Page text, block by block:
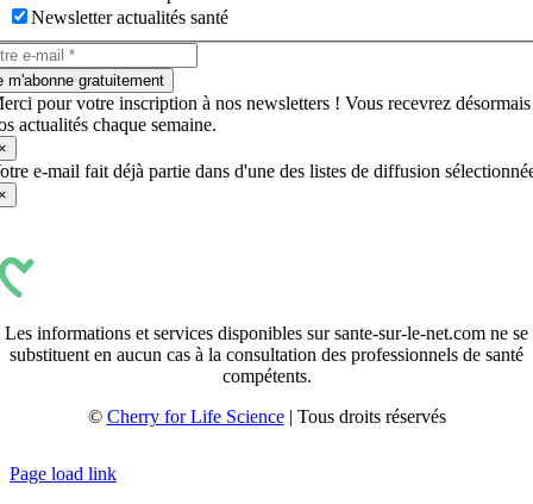
Newsletter actualités santé
m'abonne gratuitement
pour votre inscription à nos newsletters ! Vous recevrez désormais
actualités chaque semaine.
e-mail fait déjà partie dans d'une des listes de diffusion
Les informations et services disponibles sur sante-sur-le-net.com ne se
substituent en aucun cas à la consultation des professionnels de santé
compétents.
© Cherry for Life Science| Tous droits réservés
Page load link